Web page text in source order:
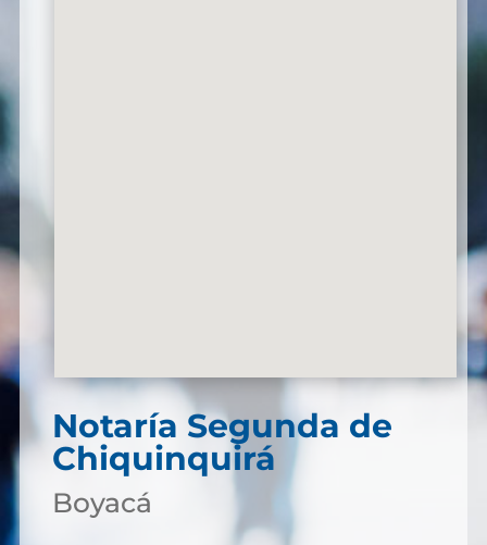
Notaría Segunda de
Chiquinquirá
Boyacá